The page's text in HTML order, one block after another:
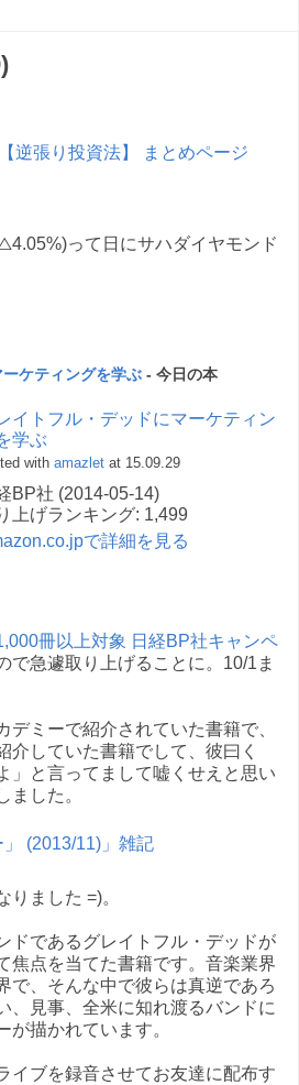
逆張り投資法】 まとめページ
って日にサハダイヤモンド
ケティングを学ぶ - 今日の本
イトフル・デッドにマーケティン
学ぶ
with amazlet at 15.09.29
BP社 (2014-05-14)
上げランキング: 1,499
で詳細を見る
冊以上対象 日経BP社キャンペ
で急遽取り上げることに。10/1ま
デミーで紹介されていた書籍で、
介していた書籍でして、彼曰く
」と言ってまして嘘くせえと思い
ました。
」 (2013/11)」雑記
りました =)。
ドであるグレイトフル・デッドが
焦点を当てた書籍です。音楽業界
で、そんな中で彼らは真逆であろ
、見事、全米に知れ渡るバンドに
が描かれています。
イブを録音させてお友達に配布す